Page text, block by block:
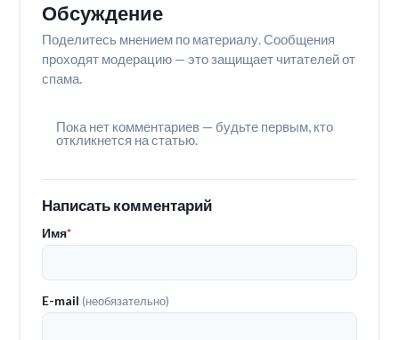
Обсуждение
Поделитесь мнением по материалу. Сообщения
проходят модерацию — это защищает читателей от
спама.
Пока нет комментариев — будьте первым, кто
откликнется на статью.
Написать комментарий
Имя*
E-mail(необязательно)